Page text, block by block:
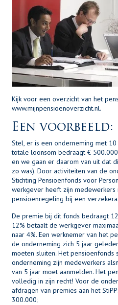
Kijk voor een overzicht van het
www.mijnpensioenoverzicht.nl.
Een voorbeeld:
Stel, er is een onderneming met
totale loonsom bedraagt €
en we gaan er daarom van uit dat
zo was). Door activiteiten van de
Stichting Pensioenfonds voor
werkgever heeft zijn medewerkers
pensioenregeling bij een
De premie bij dit fonds bedraagt
12% betaalt de werkgever
naar 4%. Een werknemer van het
de onderneming zich 5 jaar
moeten sluiten. Het
onderneming zijn medewerkers
van 5 jaar moet aanmelden. Het
volledig in zijn recht! Voor de
afdragen van premies aan het
300.000;